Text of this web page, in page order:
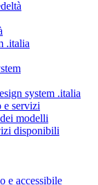
.italia
system .italia
e servizi
modelli
disponibili
e accessibile